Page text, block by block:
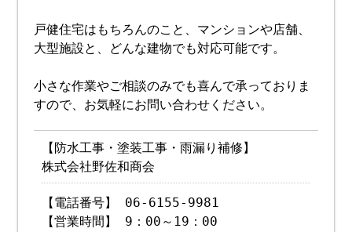
戸健住宅はもちろんのこと、マンションや店舗、
大型施設と、どんな建物でも対応可能です。
小さな作業やご相談のみでも喜んで承っておりま
すので、お気軽にお問い合わせください。
【防水工事・塗装工事・雨漏り補修】
株式会社野佐和商会
【電話番号】 06-6155-9981
【営業時間】 9：00～19：00